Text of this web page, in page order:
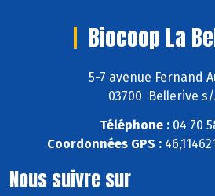
Biocoop La
5-7 avenue Fernand
03700 Bellerive
Téléphone : 04 70
Coordonnées GPS :
Nous suivre sur